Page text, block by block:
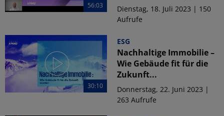
56:03
Dienstag, 18. Juli 2023 | 150
Aufrufe
30:10
ESG
Nachhaltige Immobilie –
Wie Gebäude fit für die
Zukunft...
Donnerstag, 22. Juni 2023 |
263 Aufrufe